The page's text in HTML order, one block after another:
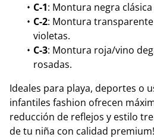
C-1: Montura negra
C-2: Montura
violetas.
C-3: Montura roja/vino
rosadas.
Ideales para playa, deportes o
infantiles fashion ofrecen
reducción de reflejos y estilo
de tu niña con calidad premium!